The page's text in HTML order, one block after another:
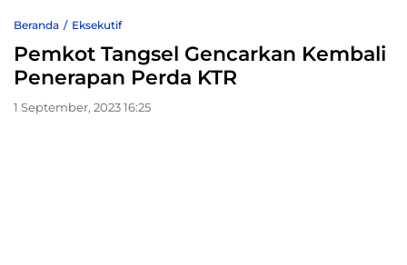
Beranda Eksekutif
Pemkot Tangsel Gencarkan Kembali
Penerapan Perda KTR
1 September, 2023 16:25